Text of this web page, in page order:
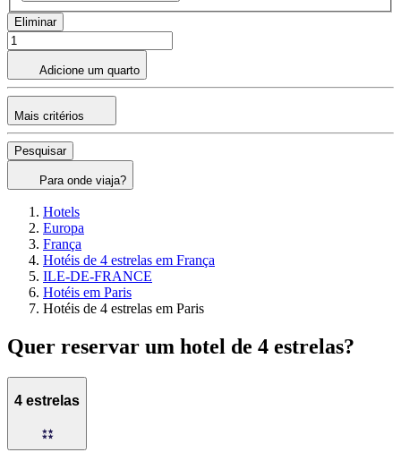
Eliminar
Adicione um quarto
Mais critérios
Pesquisar
Para onde viaja?
Hotels
Europa
França
Hotéis de 4 estrelas em França
ILE-DE-FRANCE
Hotéis em Paris
Hotéis de 4 estrelas em Paris
Quer reservar um hotel de 4 estrelas?
4 estrelas